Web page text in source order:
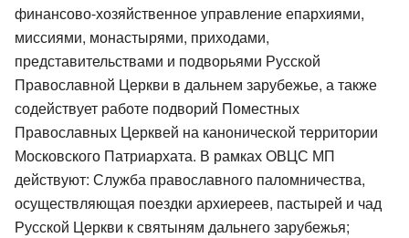
финансово-хозяйственное управление епархиями,
миссиями, монастырями, приходами,
представительствами и подворьями Русской
Православной Церкви в дальнем зарубежье, а также
содействует работе подворий Поместных
Православных Церквей на канонической территории
Московского Патриархата. В рамках ОВЦС МП
действуют: Служба православного паломничества,
осуществляющая поездки архиереев, пастырей и чад
Русской Церкви к святыням дальнего зарубежья;